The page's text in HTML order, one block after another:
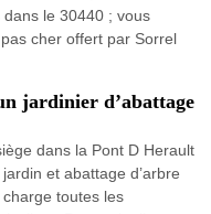
le 30440 ; vous
cher offert par Sorrel
jardinier d’abattage
dans la Pont D Herault
et abattage d’arbre
toutes les